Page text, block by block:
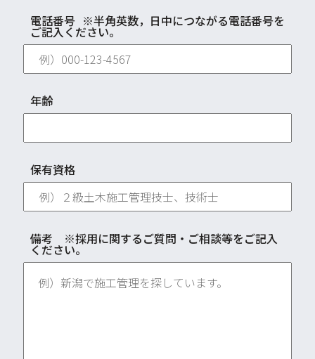
電話番号 ※半角英数，日中につながる電話番号を
ご記入ください。
年齢
保有資格
備考 ※採用に関するご質問・ご相談等をご記入
ください。